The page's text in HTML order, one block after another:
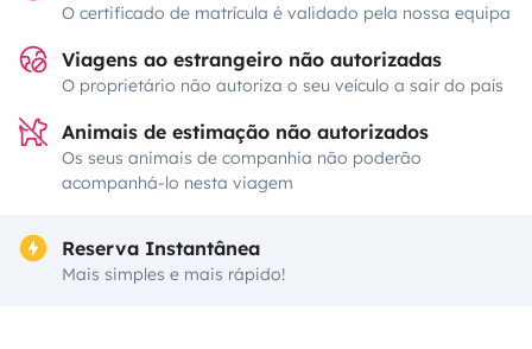
O certificado de matrícula é validado pela nossa equipa
Viagens ao estrangeiro não autorizadas
O proprietário não autoriza o seu veículo a sair do país
Animais de estimação não autorizados
Os seus animais de companhia não poderão
acompanhá-lo nesta viagem
Reserva Instantânea
Mais simples e mais rápido!